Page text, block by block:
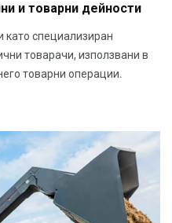
и товарни дейности
като специализиран
товарачи, използвани в
товарни операции.